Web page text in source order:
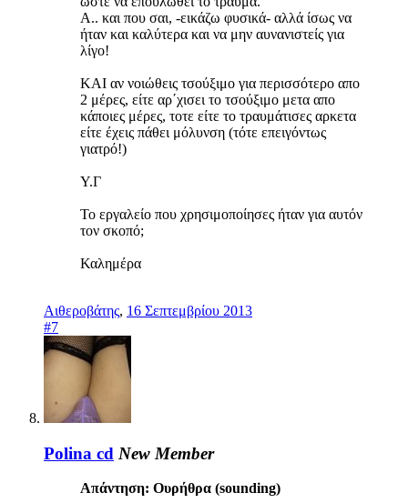
Α.. και που σαι, -εικάζω φυσικά- αλλά ίσως να
ήταν και καλύτερα και να μην αυνανιστείς για
λίγο!
ΚΑΙ αν νοιώθεις τσούξιμο για περισσότερο απο
2 μέρες, είτε αρ΄χισει το τσούξιμο μετα απο
κάποιες μέρες, τοτε είτε το τραυμάτισες αρκετα
είτε έχεις πάθει μόλυνση (τότε επειγόντως
γιατρό!)
Υ.Γ
Το εργαλείο που χρησιμοποίησες ήταν για αυτόν
τον σκοπό;
Καλημέρα
Αιθεροβάτης, 16 Σεπτεμβρίου 2013
#7
Polina cd New Member
Απάντηση: Ουρήθρα (sounding)